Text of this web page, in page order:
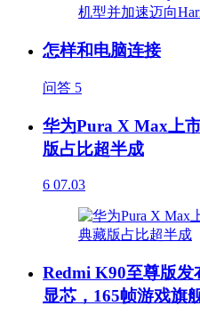
怎样和电脑连接
问答 5
华为Pura X Max上
版占比超半成
6 07.03
Redmi K90至尊版发
显芯，165帧游戏旗